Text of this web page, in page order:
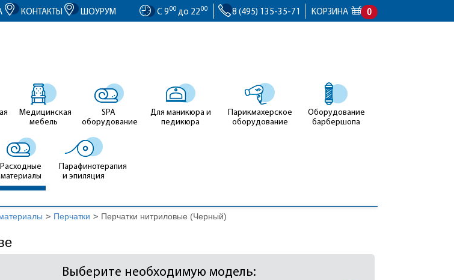
});
КОНТАКТЫ ШОУРУМ С 900 до 2200 8 (495) 135-35-71 КОРЗИНА 0
Медицинская
мебель
SPA
оборудование
Для маникюра и
педикюра
Парикмахерское
оборудование
Оборудование
барбершопа
Расходные
материалы
Парафинотерапия
и эпиляция
> Перчатки > Перчатки нитриловые (Черный)
Выберите необходимую модель: